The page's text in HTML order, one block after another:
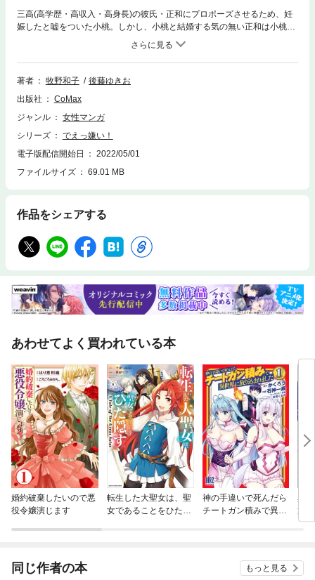
三高(高学歴・高収入・高身長)の彼氏・正和にプロポーズさせるため、妊
娠したと嘘をついた小桃。しかし、小桃と結婚する気の無い正和は小桃を
歩道橋から突き落としてしまう。豚車に落ちた小桃を介抱してくれたのは
養豚場の主人・一平だった。一平の亡くなった妻にそっくりな小桃は一平
の息子・賢太に母親だと勘違いされて懐かれてしまい…!?
著者
牧野和子
後藤ゆきお
出版社
CoMax
ジャンル
女性マンガ
シリーズ
でえっ嫌い！
電子版配信開始日
2022/05/01
ファイルサイズ
69.01 MB
作品をシェアする
あわせてよく買われている本
婚約破棄したいので悪
役令嬢演じます
転生した大聖女は、聖
女であることをひた隠
神の手違いで死んだら
チートガン積みで異世
異
第
同じ作者の本 もっと見る